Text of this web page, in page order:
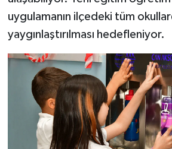
uygulamanın ilçedeki tüm
yaygınlaştırılması hedefleniyor.